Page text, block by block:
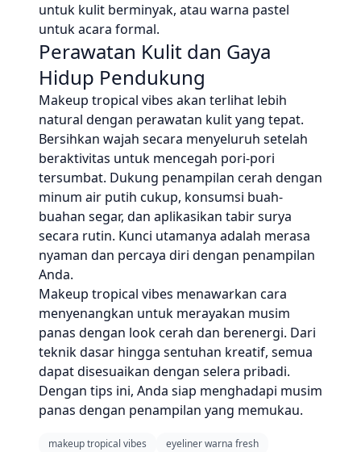
untuk kulit berminyak, atau warna pastel
untuk acara formal.
Perawatan Kulit dan Gaya
Hidup Pendukung
Makeup tropical vibes akan terlihat lebih
natural dengan perawatan kulit yang tepat.
Bersihkan wajah secara menyeluruh setelah
beraktivitas untuk mencegah pori-pori
tersumbat. Dukung penampilan cerah dengan
minum air putih cukup, konsumsi buah-
buahan segar, dan aplikasikan tabir surya
secara rutin. Kunci utamanya adalah merasa
nyaman dan percaya diri dengan penampilan
Anda.
Makeup tropical vibes menawarkan cara
menyenangkan untuk merayakan musim
panas dengan look cerah dan berenergi. Dari
teknik dasar hingga sentuhan kreatif, semua
dapat disesuaikan dengan selera pribadi.
Dengan tips ini, Anda siap menghadapi musim
panas dengan penampilan yang memukau.
makeup tropical vibes eyeliner warna fresh